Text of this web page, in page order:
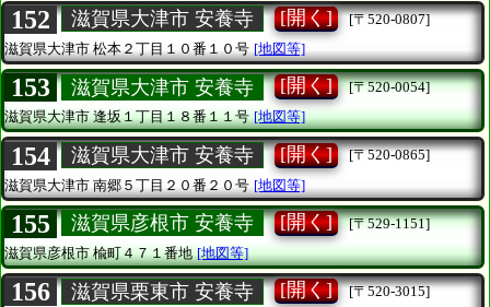
152 滋賀県大津市 安養寺 [開く]
[〒520-0807]
滋賀県大津市 松本２丁目１０番１０号 [地図等]
153 滋賀県大津市 安養寺 [開く]
[〒520-0054]
滋賀県大津市逢坂１丁目１８番１１号 [地図等]
154 滋賀県大津市 安養寺 [開く]
[〒520-0865]
滋賀県大津市 南郷５丁目２０番２０号 [地図等]
155 滋賀県彦根市 安養寺 [開く]
[〒529-1151]
滋賀県彦根市楡町４７１番地 [地図等]
156 滋賀県栗東市 安養寺 [開く]
[〒520-3015]